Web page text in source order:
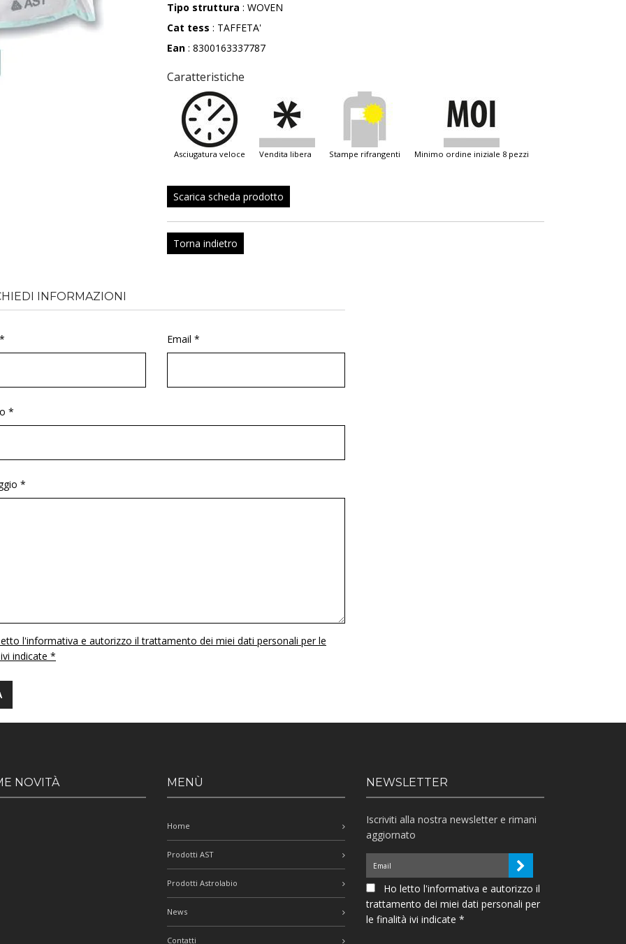
Tipo struttura : WOVEN
Cat tess : TAFFETA'
Ean : 8300163337787
Caratteristiche
asciugatura veloce vendita libera stampe rifrangenti minimo ordine iniziale 8 pezzi
Scarica scheda prodotto
Torna indietro
INFORMAZIONI
Email *
*
*
l'informativa e autorizzo il trattamento dei miei dati personali per le
indicate *
NOVITÀ MENÙ
Home
Prodotti AST
Prodotti Astrolabio
News
Contatti
NEWSLETTER
Iscriviti alla nostra newsletter e rimani
aggiornato
Ho letto l'informativa e autorizzo il
trattamento dei miei dati personali per
le finalità ivi indicate *